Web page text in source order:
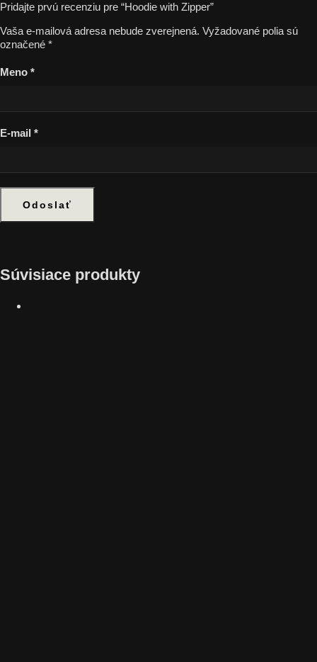
Pridajte prvú recenziu pre “Hoodie with Zipper”
Vaša e-mailová adresa nebude zverejnená. Vyžadované polia sú
označené *
Meno *
E-mail *
Súvisiace produkty